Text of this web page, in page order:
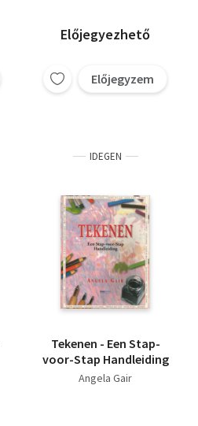
Előjegyezhető
Előjegyzem
IDEGEN
Tekenen - Een Stap-
voor-Stap Handleiding
Angela Gair